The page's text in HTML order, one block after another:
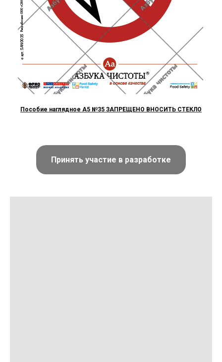
Пособие наглядное А5 №35 ЗАПРЕЩЕНО ВНОСИТЬ СТЕКЛО
Принять участие в разработке